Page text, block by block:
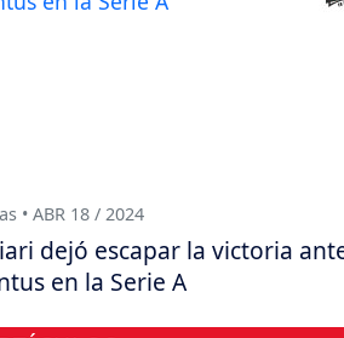
• ABR 18 / 2024
dejó escapar la victoria
en la Serie A